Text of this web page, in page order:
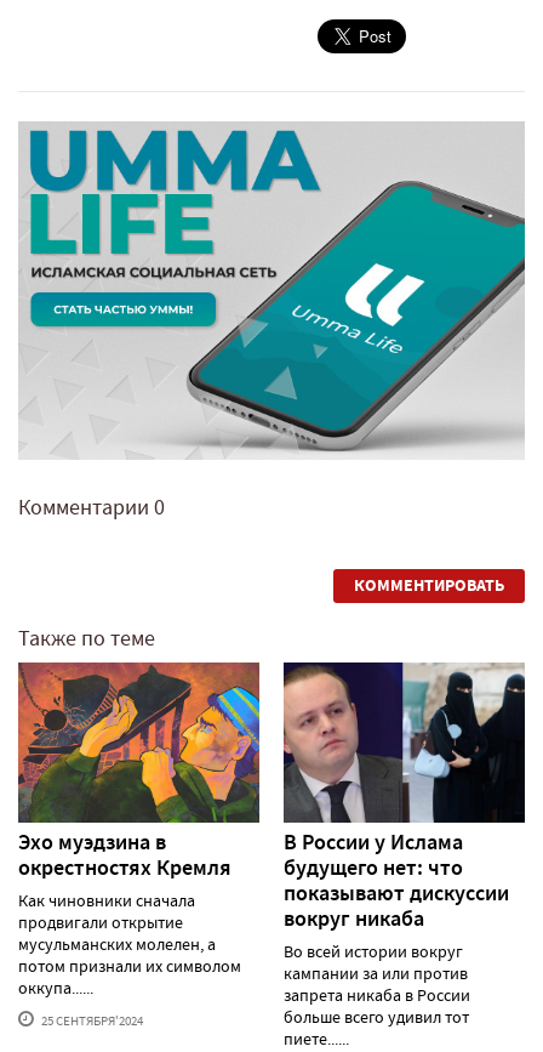
Комментарии 0
КОММЕНТИРОВАТЬ
Также по теме
Эхо муэдзина в
окрестностях Кремля
Как чиновники сначала
продвигали открытие
мусульманских молелен, а
потом признали их символом
оккупа......
25 СЕНТЯБРЯ'2024
В России у Ислама
будущего нет: что
показывают дискуссии
вокруг никаба
Во всей истории вокруг
кампании за или против
запрета никаба в России
больше всего удивил тот
пиете......